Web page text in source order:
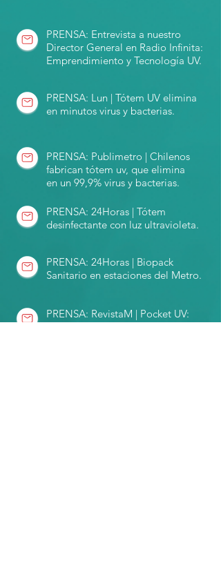
PRENSA: Entrevista a nuestro
Director General en Radio Infinita:
Emprendimiento y Tecnología UV.
PRENSA: Lun | Tótem UV elimina
en minutos virus y bacterias.
PRENSA: Publimetro | Chilenos
fabrican tótem uv, que elimina
en un 99,9% virus y bacterias.
PRENSA: 24Horas | Tótem
desinfectante con luz ultravioleta.
PRENSA: 24Horas | Biopack
Sanitario en estaciones del Metro.
PRENSA: RevistaM | Pocket UV:
Lo nuevo contra el coronavirus.